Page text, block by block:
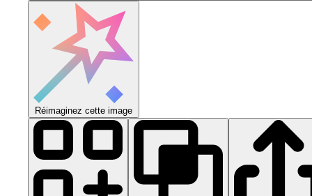
Réimaginez cette image